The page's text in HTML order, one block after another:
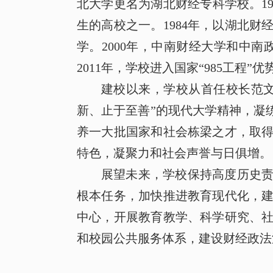
北大学更名为湖北财经专科学校。
生的高校之一。 1984年，以湖北财
学。 2000年，中南财经大学和中南
2011年，学校进入国家“985工程”优
建校以来，学校从首任校长范
新、止于至善”的现代大学精神，凝
养一大批国家和社会栋梁之才，取
特色，凝聚力和社会声誉与日俱增。
展望未来，学校保持高度历史
根本任务，加快推进教育现代化，
中心，开展教育教学、科学研究、
和校园公共服务体系，建设财经政